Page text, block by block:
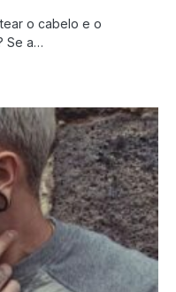
o cabelo e o
Se a…